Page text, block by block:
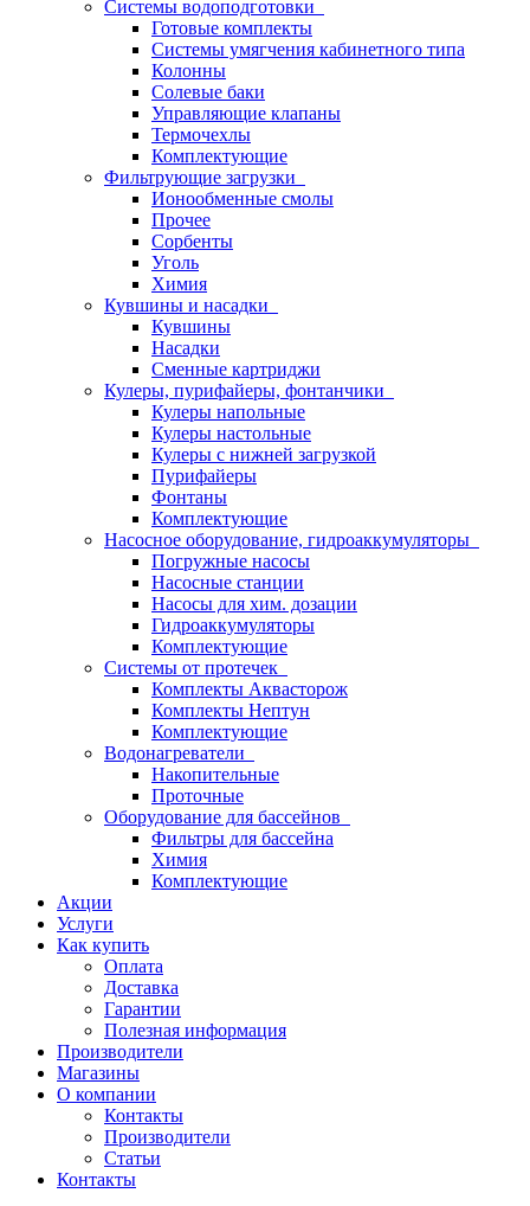
Системы водоподготовки
Готовые комплекты
Системы умягчения кабинетного типа
Колонны
Солевые баки
Управляющие клапаны
Термочехлы
Комплектующие
Фильтрующие загрузки
Ионообменные смолы
Прочее
Сорбенты
Уголь
Химия
Кувшины и насадки
Кувшины
Насадки
Сменные картриджи
Кулеры, пурифайеры, фонтанчики
Кулеры напольные
Кулеры настольные
Кулеры с нижней загрузкой
Пурифайеры
Фонтаны
Комплектующие
Насосное оборудование, гидроаккумуляторы
Погружные насосы
Насосные станции
Насосы для хим. дозации
Гидроаккумуляторы
Комплектующие
Системы от протечек
Комплекты Аквасторож
Комплекты Нептун
Комплектующие
Водонагреватели
Накопительные
Проточные
Оборудование для бассейнов
Фильтры для бассейна
Химия
Комплектующие
Акции
Услуги
Как купить
Оплата
Доставка
Гарантии
Полезная информация
Производители
Магазины
О компании
Контакты
Производители
Статьи
Контакты